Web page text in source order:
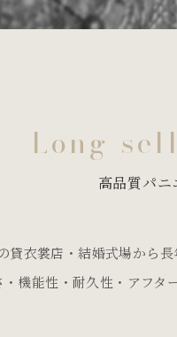
Long-
高品質パニ
貸衣裳店・結婚式場から
機能性・耐久性・アフタ